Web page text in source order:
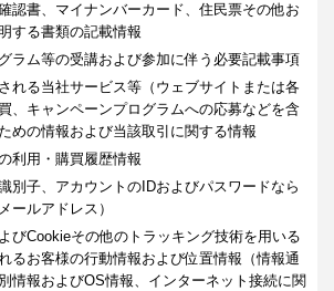
認書、マイナンバーカード、住民票その他お
する書類の記載情報
ラム等の受講および参加に伴う必要記載事項
れる当社サービス等（ウェブサイトまたは各
、キャンペーンプログラムへの応募などを含
めの情報および当該取引に関する情報
利用・購買履歴情報
別子、アカウントのIDおよびパスワードなら
ールアドレス）
びCookieその他のトラッキング技術を用いる
るお客様の行動情報および位置情報（情報通
情報およびOS情報、インターネット接続に関